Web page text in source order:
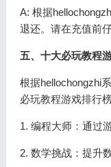
A: 根据
退还。请在充值前
五、十大必玩教程
根据hellochongzhi
必玩教程游戏排行
1. 编程大师：通过
2. 数学挑战：提升